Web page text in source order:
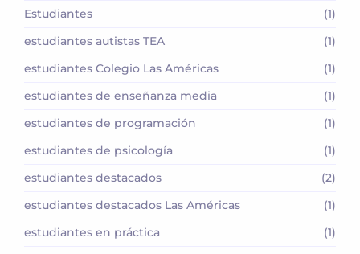
Estudiantes
(1)
estudiantes autistas TEA
(1)
estudiantes Colegio Las Américas
(1)
estudiantes de enseñanza media
(1)
estudiantes de programación
(1)
estudiantes de psicología
(1)
estudiantes destacados
(2)
estudiantes destacados Las Américas
(1)
estudiantes en práctica
(1)